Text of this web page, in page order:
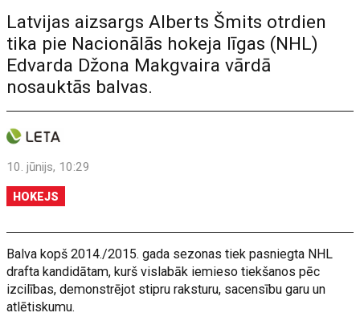
Latvijas aizsargs Alberts Šmits otrdien
tika pie Nacionālās hokeja līgas (NHL)
Edvarda Džona Makgvaira vārdā
nosauktās balvas.
10. jūnijs, 10:29
HOKEJS
Balva kopš 2014./2015. gada sezonas tiek pasniegta NHL
drafta kandidātam, kurš vislabāk iemieso tiekšanos pēc
izcilības, demonstrējot stipru raksturu, sacensību garu un
atlētiskumu.